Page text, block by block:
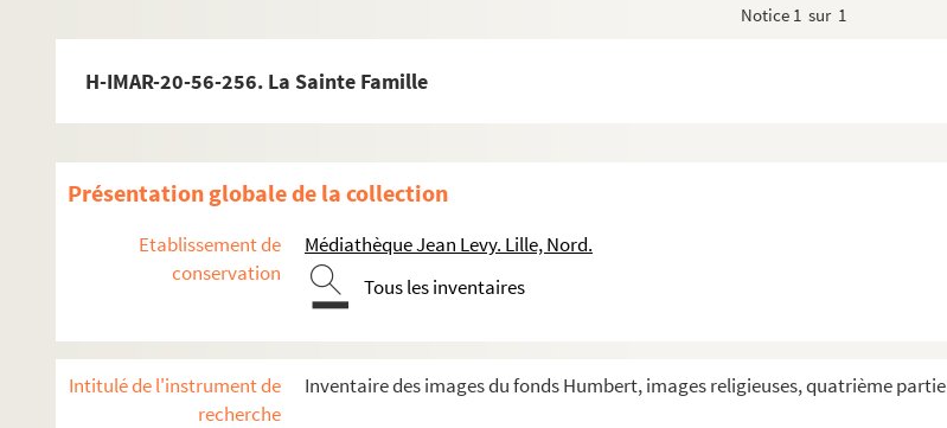
Notice 1 sur 1
H-IMAR-20-56-256. La Sainte Famille
Présentation globale de la collection
Etablissement de
conservation
Médiathèque Jean Levy. Lille, Nord.
Tous les inventaires
Intitulé de l'instrument de
recherche
Inventaire des images du fonds Humbert, images religieuses, quatrième partie
H-IMAR-20-54-239. La Sainte Famille
H-IMAR-20-54-242. La Sainte Famille
H-IMAR-20-54-244. La Sainte Famille
H-IMAR-20-54-245. La Sainte Famille
H-IMAR-20-55-247. La Sainte Famille
H-IMAR-20-55-248. La Sainte Famille